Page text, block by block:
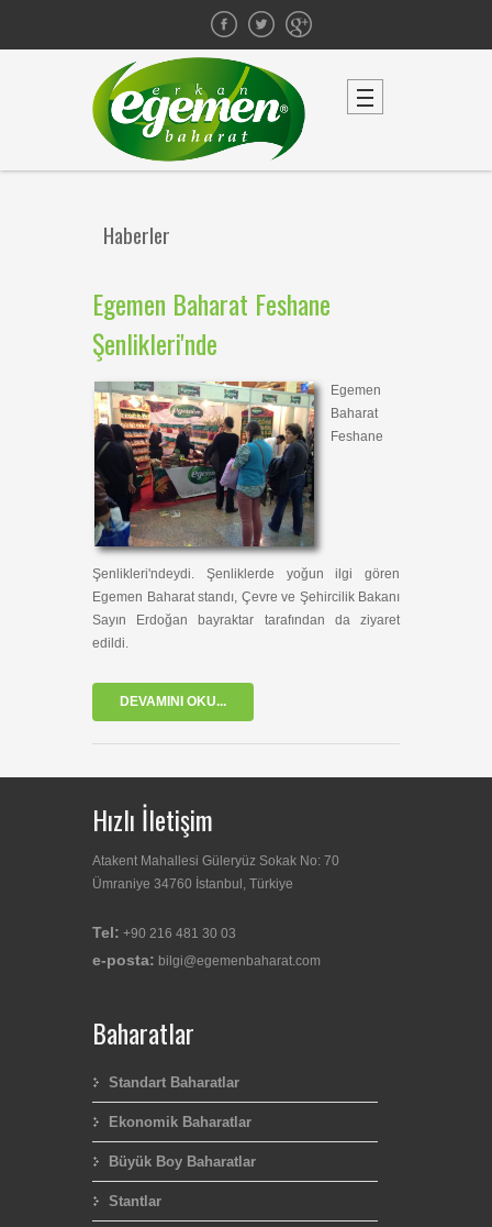
Haberler
Egemen Baharat Feshane
Şenlikleri'nde
Egemen
Baharat
Feshane
Şenlikleri'ndeydi. Şenliklerde yoğun ilgi gören
Egemen Baharat standı, Çevre ve Şehircilik Bakanı
Sayın Erdoğan bayraktar tarafından da ziyaret
edildi.
DEVAMINI OKU...
Hızlı İletişim
Atakent Mahallesi Güleryüz Sokak No: 70
Ümraniye 34760 İstanbul, Türkiye
Tel: +90 216 481 30 03
e-posta: bilgi@egemenbaharat.com
Baharatlar
Standart Baharatlar
Ekonomik Baharatlar
Büyük Boy Baharatlar
Stantlar